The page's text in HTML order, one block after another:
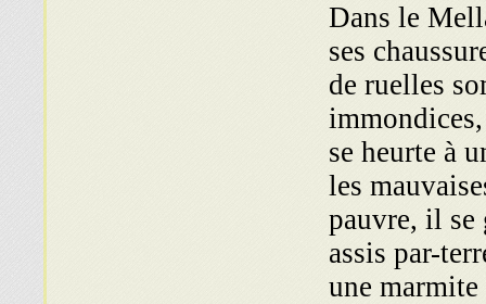
Dans le
ses
de ruelles
se heurte à
les
pauvre, il se
assis par-
une